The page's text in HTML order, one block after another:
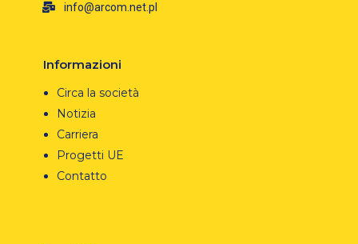
info@arcom.net.pl
Informazioni
Circa la società
Notizia
Carriera
Progetti UE
Contatto